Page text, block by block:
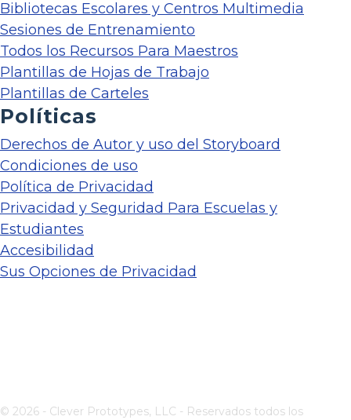
Bibliotecas Escolares y Centros Multimedia
Sesiones de Entrenamiento
Todos los Recursos Para Maestros
Plantillas de Hojas de Trabajo
Plantillas de Carteles
Políticas
Derechos de Autor y uso del Storyboard
Condiciones de uso
Política de Privacidad
Privacidad y Seguridad Para Escuelas y
Estudiantes
Accesibilidad
Sus Opciones de Privacidad
© 2026 - Clever Prototypes, LLC - Reservados todos los